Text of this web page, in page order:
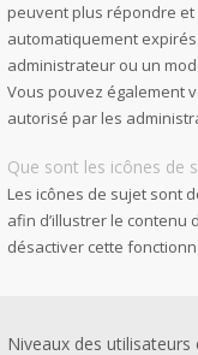
peuvent plus répondre
automatiquement
administrateur ou un
Vous pouvez également
autorisé par les
Que sont les icônes de
Les icônes de sujet sont
afin d’illustrer le
désactiver cette
Niveaux des utilisateurs